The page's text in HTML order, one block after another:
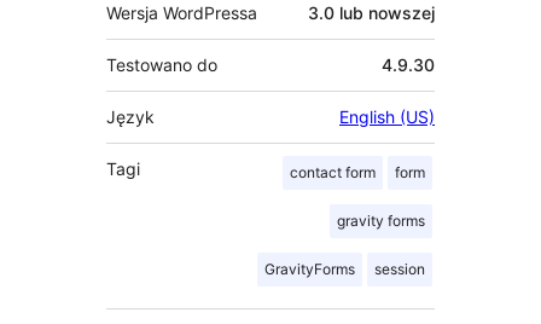
Wersja WordPressa 3.0 lub nowszej
Testowano do 4.9.30
Język English (US)
Tagi contact form form
gravity forms
GravityForms session